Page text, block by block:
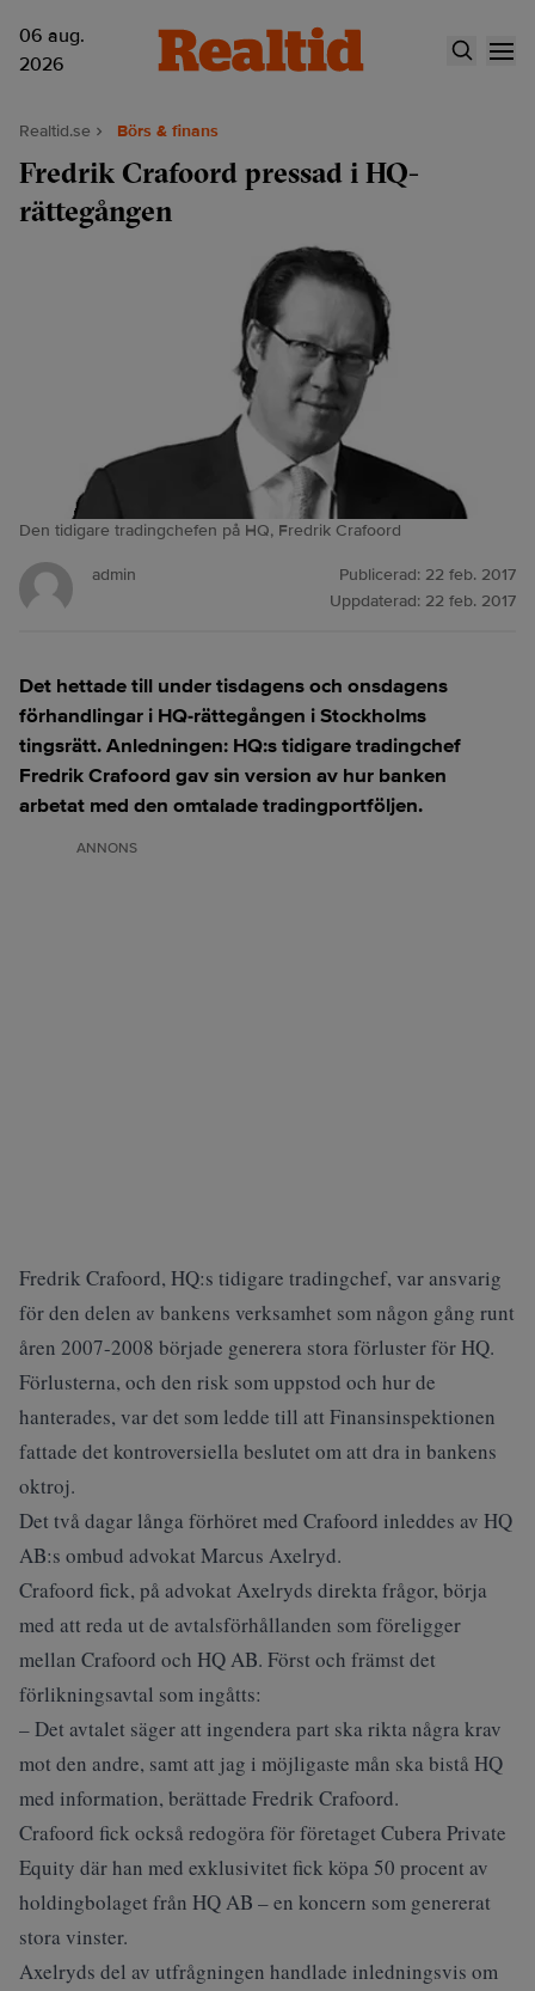
06 aug.
2026
Realtid.se Börs & finans
Fredrik Crafoord pressad i HQ-
rättegången
Den tidigare tradingchefen på HQ, Fredrik Crafoord
admin Publicerad: 22 feb. 2017
Uppdaterad: 22 feb. 2017
Det hettade till under tisdagens och onsdagens
förhandlingar i HQ-rättegången i Stockholms
tingsrätt. Anledningen: HQ:s tidigare tradingchef
Fredrik Crafoord gav sin version av hur banken
arbetat med den omtalade tradingportföljen.
ANNONS
Fredrik Crafoord, HQ:s tidigare tradingchef, var ansvarig
för den delen av bankens verksamhet som någon gång runt
åren 2007-2008 började generera stora förluster för HQ.
Förlusterna, och den risk som uppstod och hur de
hanterades, var det som ledde till att Finansinspektionen
fattade det kontroversiella beslutet om att dra in bankens
oktroj.
Det två dagar långa förhöret med Crafoord inleddes av HQ
AB:s ombud advokat Marcus Axelryd.
Crafoord fick, på advokat Axelryds direkta frågor, börja
med att reda ut de avtalsförhållanden som föreligger
mellan Crafoord och HQ AB. Först och främst det
förlikningsavtal som ingåtts:
– Det avtalet säger att ingendera part ska rikta några krav
mot den andre, samt att jag i möjligaste mån ska bistå HQ
med information, berättade Fredrik Crafoord.
Crafoord fick också redogöra för företaget Cubera Private
Equity där han med exklusivitet fick köpa 50 procent av
holdingbolaget från HQ AB – en koncern som genererat
stora vinster.
Axelryds del av utfrågningen handlade inledningsvis om